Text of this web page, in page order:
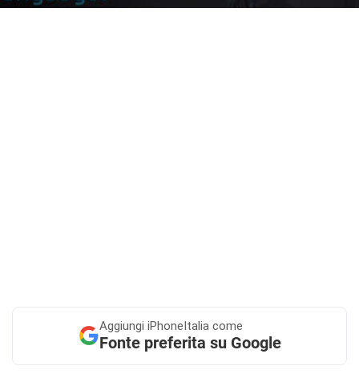
Aggiungi iPhoneItalia come
Fonte preferita su Google